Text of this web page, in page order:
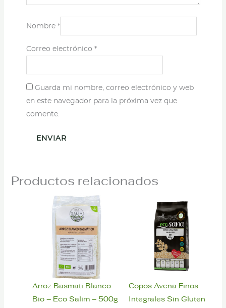
Nombre *
Correo electrónico *
Guarda mi nombre, correo electrónico y web
en este navegador para la próxima vez que
comente.
Productos relacionados
Arroz Basmati Blanco
Bio – Eco Salim – 500g
Copos Avena Finos
Integrales Sin Gluten